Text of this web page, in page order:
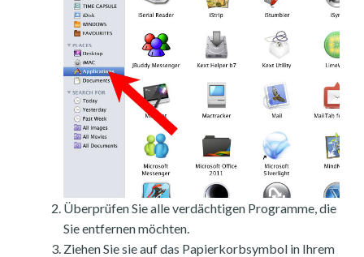
Überprüfen Sie alle verdächtigen Programme, die
Sie entfernen möchten.
Ziehen Sie sie auf das Papierkorbsymbol in Ihrem